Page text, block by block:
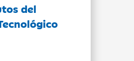
del